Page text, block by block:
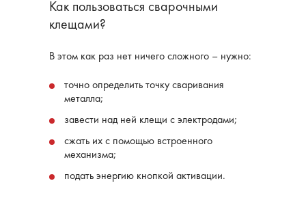
Как пользоваться сварочными
клещами?
В этом как раз нет ничего сложного – нужно:
точно определить точку сваривания
металла;
завести над ней клещи с электродами;
сжать их с помощью встроенного
механизма;
подать энергию кнопкой активации.